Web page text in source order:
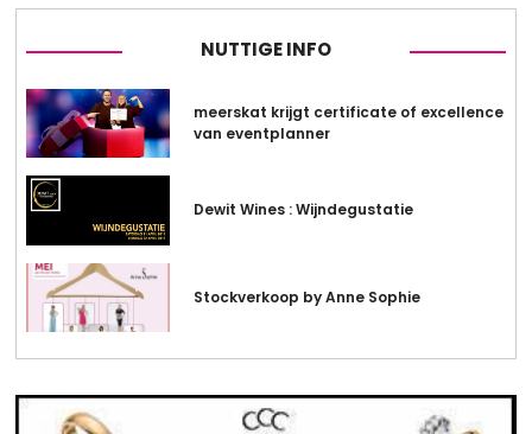
NUTTIGE INFO
meerskat krijgt certificate of excellence
van eventplanner
Dewit Wines : Wijndegustatie
Stockverkoop by Anne Sophie